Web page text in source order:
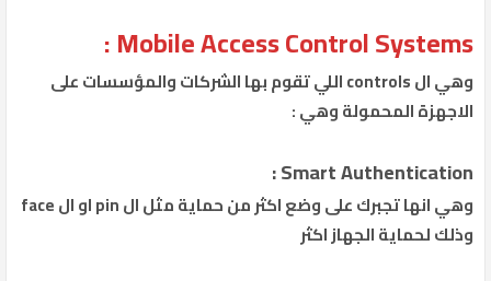
Mobile Access Control Systems :
وهي ال controls اللي تقوم بها الشركات والمؤسسات على
الاجهزة المحمولة وهي :
Smart Authentication :
وهي انها تجبرك على وضع اكثر من حماية مثل ال pin او ال face
وذلك لحماية الجهاز اكثر